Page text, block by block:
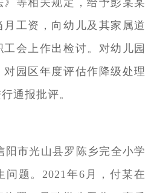
等相关规定，给予彭某某
工资，向幼儿及其家属道
会上作出检讨。对幼儿园
园区年度评估作降级处理
通报批评。
阳市光山县罗陈乡完全小学
问题。2021年6月，付某在